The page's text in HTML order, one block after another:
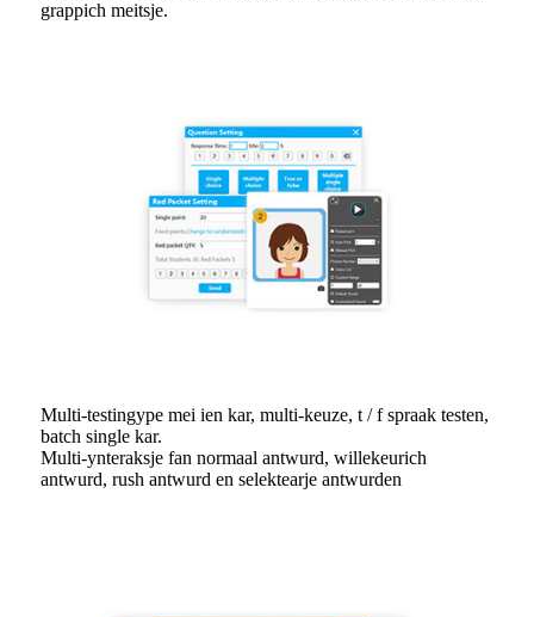
grappich meitsje.
Multi-testingype mei ien kar, multi-keuze, t / f spraak testen,
batch single kar.
Multi-ynteraksje fan normaal antwurd, willekeurich
antwurd, rush antwurd en selektearje antwurden